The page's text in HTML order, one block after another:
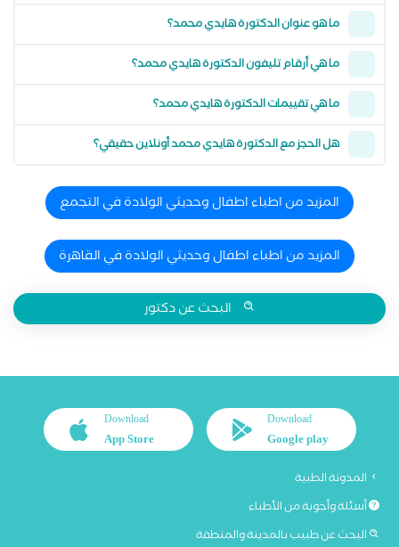
ما هو عنوان الدكتورة هايدي محمد؟
ما هي أرقام تليفون الدكتورة هايدي محمد؟
ما هي تقييمات الدكتورة هايدي محمد؟
هل الحجز مع الدكتورة هايدي محمد أونلاين حقيقي؟
المزيد من اطباء اطفال وحديثي الولادة في التجمع
المزيد من اطباء اطفال وحديثي الولادة في القاهرة
البحث عن دكتور
Download
Google play
Download
App Store
المدونة الطبية
أسئلة وأجوبة من الأطباء
البحث عن طبيب بالمدينة والمنطقة